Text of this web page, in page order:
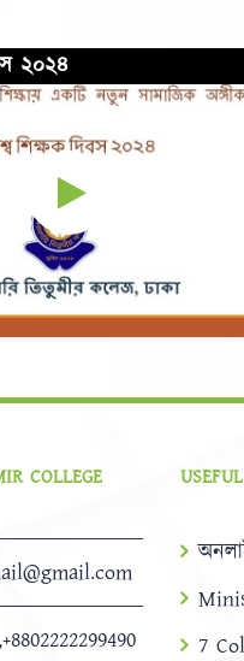
২০২৪
COLLEGE
,+8802222299490
7